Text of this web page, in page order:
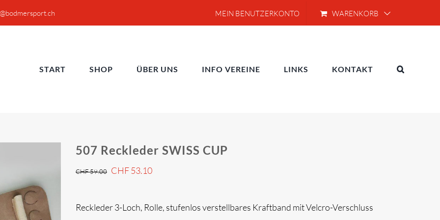
MEIN BENUTZERKONTO WARENKORB
START SHOP ÜBER UNS INFO VEREINE LINKS KONTAKT
507 Reckleder SWISS CUP
CHF59.00 CHF53.10
Reckleder 3-Loch, Rolle, stufenlos verstellbares Kraftband mit Velcro-Verschluss